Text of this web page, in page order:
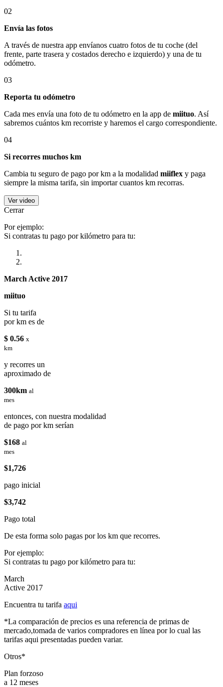
02
Envía las fotos
A través de nuestra app envíanos cuatro fotos de tu coche (del
frente, parte trasera y costados derecho e izquierdo) y una de tu
odómetro.
03
Reporta tu odómetro
Cada mes envía una foto de tu odómetro en la app de miituo. Así
sabremos cuántos km recorriste y haremos el cargo correspondiente.
04
Si recorres muchos km
Cambia tu seguro de pago por km a la modalidad miiflex y paga
siempre la misma tarifa, sin importar cuantos km recorras.
Ver video
Cerrar
Por ejemplo:
Si contratas tu pago por kilómetro para tu:
March Active 2017
miituo
Si tu tarifa
por km es de
$ 0.56 x
km
y recorres un
aproximado de
300km al
mes
entonces, con nuestra modalidad
de pago por km serían
$168 al
mes
$1,726
pago inicial
$3,742
Pago total
De esta forma solo pagas por los km que recorres.
Por ejemplo:
Si contratas tu pago por kilómetro para tu:
March
Active 2017
Encuentra tu tarifa aqui
*La comparación de precios es una referencia de primas de
mercado,tomada de varios compradores en línea por lo cual las
tarifas aqui presentadas pueden variar.
Otros*
Plan forzoso
a 12 meses